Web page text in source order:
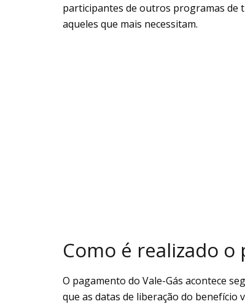
participantes de outros programas de
aqueles que mais necessitam.
Como é realizado o
O pagamento do Vale-Gás acontece
que as datas de liberação do benefício